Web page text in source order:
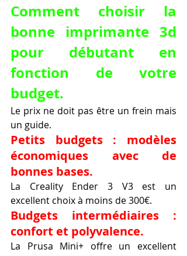
Comment choisir la
bonne imprimante 3d
pour débutant en
fonction de votre
budget.
Le prix ne doit pas être un frein mais
un guide.
Petits budgets : modèles
économiques avec de
bonnes bases.
La Creality Ender 3 V3 est un
excellent choix à moins de 300€.
Budgets intermédiaires :
confort et polyvalence.
La Prusa Mini+ offre un excellent